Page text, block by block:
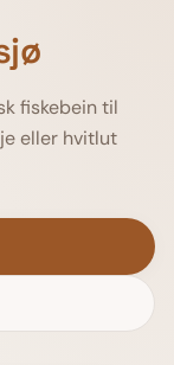
fiskebein til
eller hvitlut